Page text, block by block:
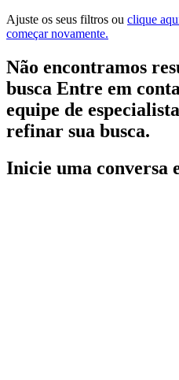
Ajuste os seus filtros ou clique
começar novamente.
Não encontramos
busca Entre em
equipe de
refinar sua busca.
Inicie uma conversa